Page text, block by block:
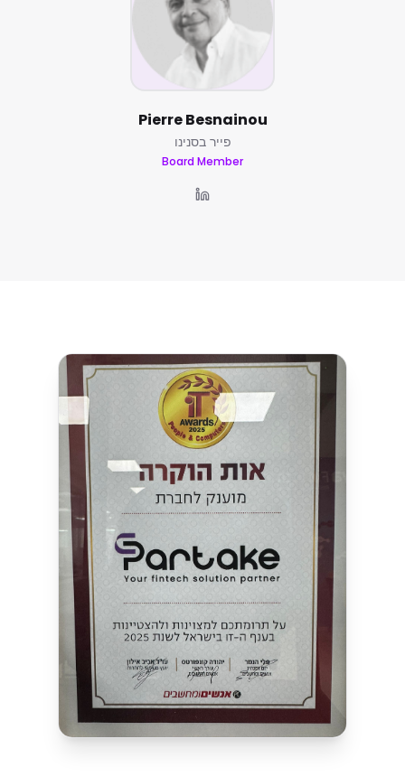
Pierre Besnainou
פייר בסנינו
Board Member